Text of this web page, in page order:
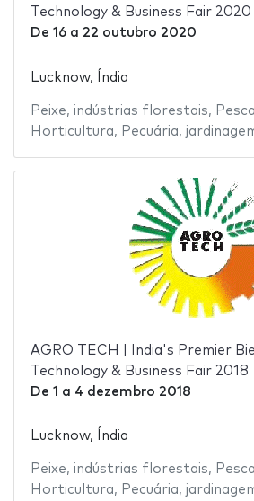
Technology & Business Fair 2020
De 16a 22 outubro 2020
Lucknow, Índia
Peixe, indústrias florestais, Pesca
Horticultura, Pecuária,
AGRO TECH | India's Premier
Technology & Business Fair 2018
De 1 a 4 dezembro 2018
Lucknow, Índia
Peixe, indústrias florestais, Pesca
Horticultura, Pecuária,